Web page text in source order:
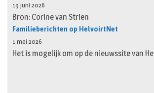
19 juni 2026
Bron: Corine van Strien
Familieberichten op HelvoirtNet
1 mei 2026
Het is mogelijk om op de nieuwssite van